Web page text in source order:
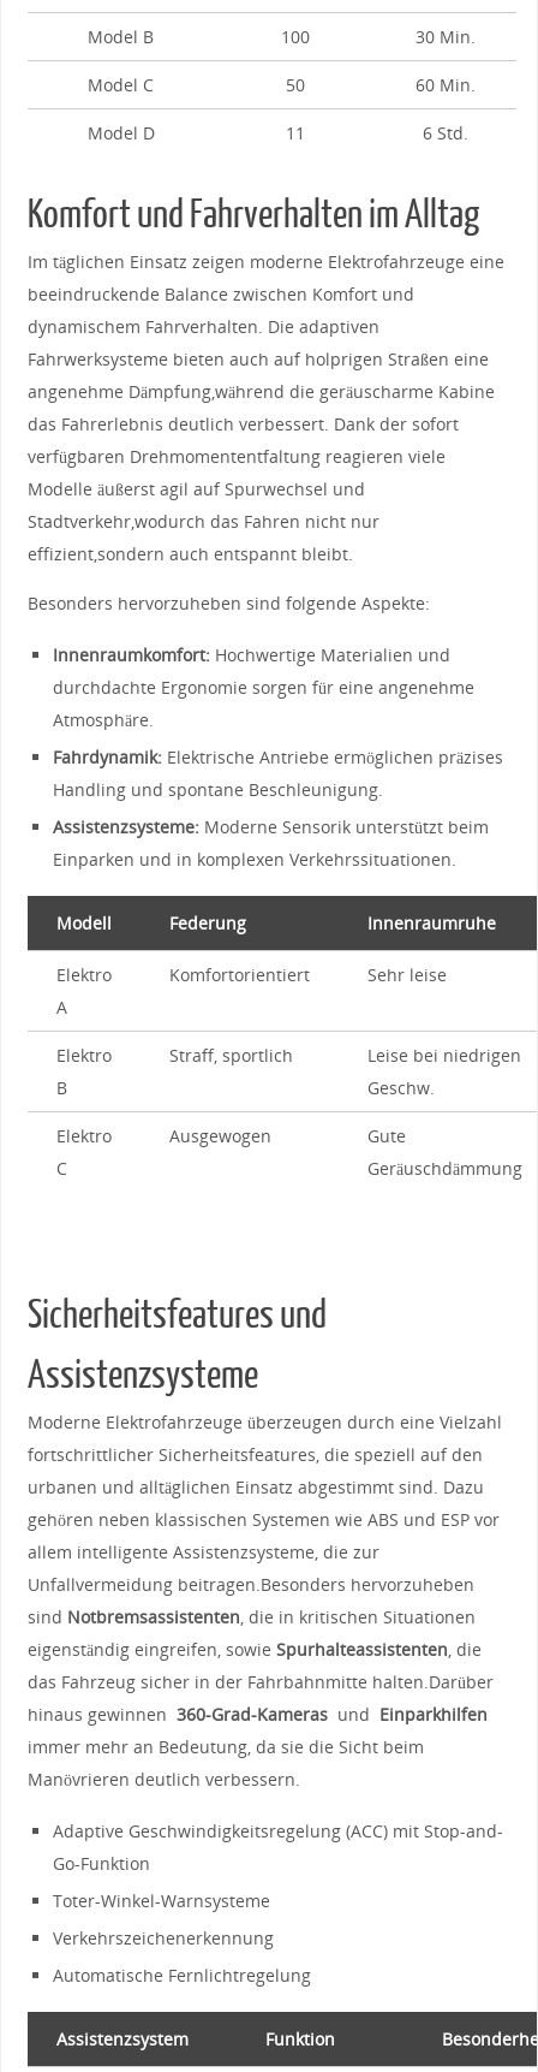
Model B 100 30 Min.
Model C 50 60‍ Min.
Model D 11 6 Std.
Komfort und ‌Fahrverhalten ​im Alltag
Im ​täglichen Einsatz zeigen ⁢moderne ‌Elektrofahrzeuge eine
beeindruckende Balance zwischen Komfort‌ und
dynamischem Fahrverhalten. Die adaptiven
Fahrwerksysteme‌ bieten auch‌ auf holprigen⁤ Straßen eine
angenehme Dämpfung,während die ⁢geräuscharme Kabine
das ⁢Fahrerlebnis‌ deutlich verbessert. Dank der sofort
‍verfügbaren ​Drehmomententfaltung reagieren viele
Modelle⁢ äußerst ‌agil auf​ Spurwechsel und
Stadtverkehr,wodurch das ⁤Fahren nicht nur
effizient,sondern ⁤auch entspannt bleibt.
Besonders hervorzuheben sind folgende Aspekte:
Innenraumkomfort: Hochwertige Materialien und
durchdachte Ergonomie​ sorgen⁣ für ⁢eine angenehme
Atmosphäre.
Fahrdynamik: Elektrische Antriebe⁢ ermöglichen präzises
Handling und‌ spontane⁢ Beschleunigung.
Assistenzsysteme: ⁤Moderne ​Sensorik unterstützt beim
Einparken und in komplexen Verkehrssituationen.
Modell Federung Innenraumruhe
Elektro
A
Komfortorientiert Sehr leise
Elektro
⁤B
Straff, sportlich
Leise‍ bei niedrigen
Geschw.
Elektro
C
Ausgewogen
Gute⁣
Geräuschdämmung
Sicherheitsfeatures‌ und‍
Assistenzsysteme
Moderne Elektrofahrzeuge überzeugen durch⁣ eine Vielzahl
fortschrittlicher Sicherheitsfeatures, die​ speziell auf den
urbanen‍ und​ alltäglichen Einsatz abgestimmt ​sind. Dazu
gehören neben klassischen Systemen wie⁤ ABS und ESP ⁤vor
allem intelligente Assistenzsysteme, die zur⁣
Unfallvermeidung beitragen.Besonders hervorzuheben
sind Notbremsassistenten , die in ⁣kritischen Situationen
‍eigenständig eingreifen,‌ sowie Spurhalteassistenten , die
das Fahrzeug sicher in ⁣der Fahrbahnmitte halten.Darüber
hinaus gewinnen ​ 360-Grad-Kameras⁣ und ‍ Einparkhilfen
immer mehr an Bedeutung, da ​sie die Sicht ⁣beim
Manövrieren deutlich verbessern.
Adaptive Geschwindigkeitsregelung ⁤(ACC) mit Stop-and-
Go-Funktion
Toter-Winkel-Warnsysteme
Verkehrszeichenerkennung
Automatische Fernlichtregelung
Assistenzsystem Funktion